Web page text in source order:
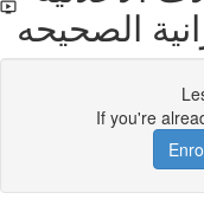
الصحيحه
If you're